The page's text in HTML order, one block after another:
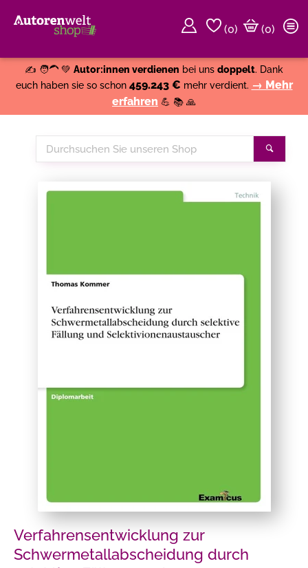
(0)
(0)
✍️ 🧑‍🦱 💚 Autor:innen verdienen bei uns doppelt. Dank
euch haben sie so schon 459.243 € mehr verdient. → Mehr
erfahren 💪 📚 🙏
Durchsuchen
Sie
Shop
Verfahrensentwicklung zur
Schwermetallabscheidung durch